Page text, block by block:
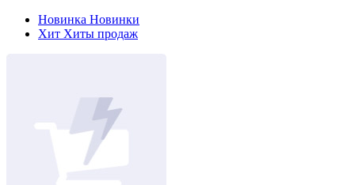
Новинка Новинки
Хит Хиты продаж